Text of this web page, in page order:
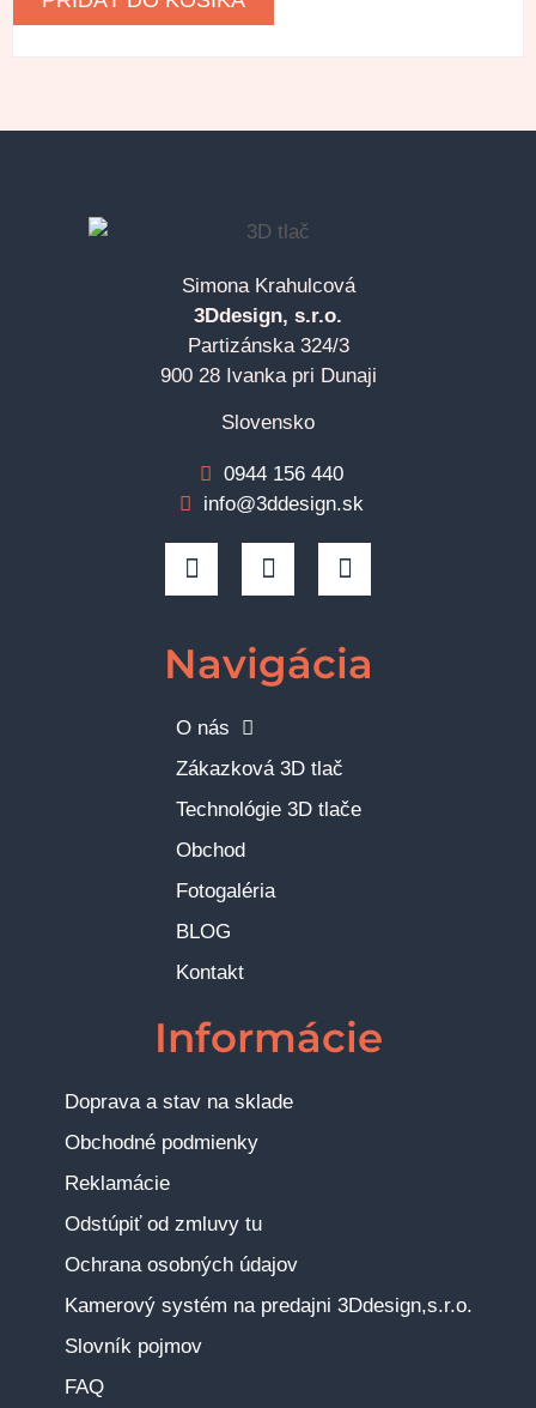
Simona Krahulcová
3Ddesign, s.r.o.
Partizánska 324/3
900 28 Ivanka pri Dunaji
Slovensko
0944 156 440
info@3ddesign.sk
Navigácia
O nás
Zákazková 3D tlač
Technológie 3D tlače
Obchod
Fotogaléria
BLOG
Kontakt
Informácie
Doprava a stav na sklade
Obchodné podmienky
Reklamácie
Odstúpiť od zmluvy tu
Ochrana osobných údajov
Kamerový systém na predajni 3Ddesign,s.r.o.
Slovník pojmov
FAQ